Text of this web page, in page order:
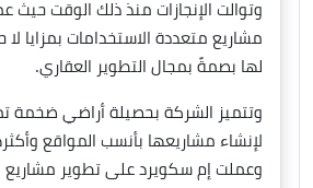
وتوالت الإنجازات منذ ذلك الوقت حيث
مشاريع متعددة الاستخدامات بمزايا
لها بصمةً بمجال التطوير العقاري.
وتتميز الشركة بحصيلة أراضي ضخمة
لإنشاء مشاريعها بأنسب المواقع
وعملت إم سكويرد على تطوير مشاريع